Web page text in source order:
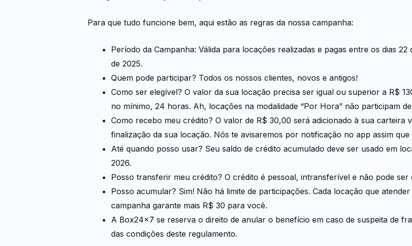
Para que tudo funcione bem, aqui estão as regras da nossa campanha:
Período da Campanha: Válida para locações realizadas e pagas entre os dias
de 2025.
Quem pode participar? Todos os nossos clientes, novos e antigos!
Como ser elegível? O valor da sua locação precisa ser igual ou superior a R$
no mínimo, 24 horas. Ah, locações na modalidade “Por Hora” não participam
Como recebo meu crédito? O valor de R$ 30,00 será adicionado à sua
finalização da sua locação. Nós te avisaremos por notificação no app assim
Até quando posso usar? Seu saldo de crédito acumulado deve ser usado em
2026.
Posso transferir meu crédito? O crédito é pessoal, intransferível e não pode ser
Posso acumular? Sim! Não há limite de participações. Cada locação que
campanha garante mais R$ 30 para você.
A Box24x7 se reserva o direito de anular o benefício em caso de suspeita de
das condições deste regulamento.